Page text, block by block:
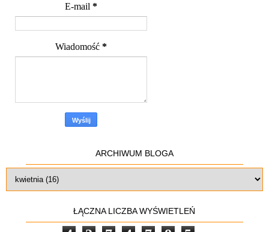
E-mail *
Wiadomość *
ARCHIWUM BLOGA
ŁĄCZNA LICZBA WYŚWIETLEŃ